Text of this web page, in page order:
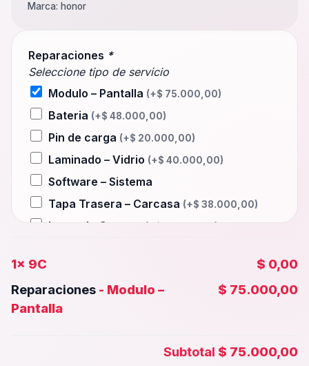
Reparaciones *
Seleccione tipo de servicio
Modulo – Pantalla (+$ 75.000,00)
Bateria (+$ 48.000,00)
Pin de carga (+$ 20.000,00)
Laminado – Vidrio (+$ 40.000,00)
Software – Sistema
Tapa Trasera – Carcasa (+$ 38.000,00)
Lente de Camara
Camara Trasera(+$ 35.000,00
Camara frontal, Selfie – Face id
(+$20.000,00 )
1x 9C
$ 0,00
Reparaciones - Modulo –
Pantalla
$ 75.000,00
Subtotal $ 75.000,00
Marca: honor